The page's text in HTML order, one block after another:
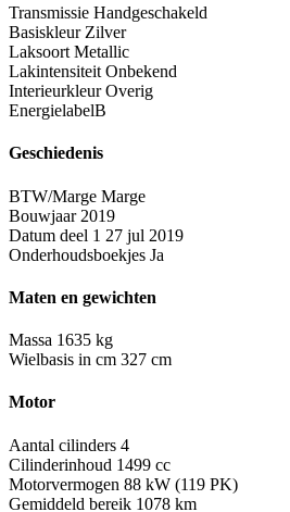
Transmissie Handgeschakeld
Basiskleur Zilver
Laksoort Metallic
Lakintensiteit Onbekend
Interieurkleur Overig
EnergielabelB
Geschiedenis
BTW/Marge Marge
Bouwjaar 2019
Datum deel 1 27 jul 2019
Onderhoudsboekjes Ja
Maten en gewichten
Massa 1635 kg
Wielbasis in cm 327 cm
Motor
Aantal cilinders 4
Cilinderinhoud 1499 cc
Motorvermogen 88 kW (119 PK)
Gemiddeld bereik 1078 km